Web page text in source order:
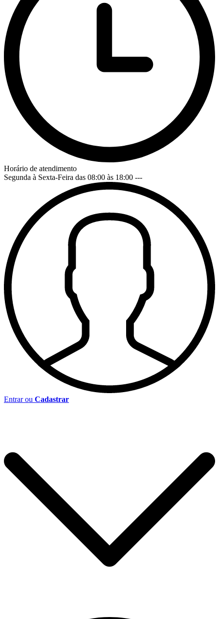
Horário de atendimento
Segunda à Sexta-Feira das 08:00 às 18:00 ---
Entrar ou Cadastrar